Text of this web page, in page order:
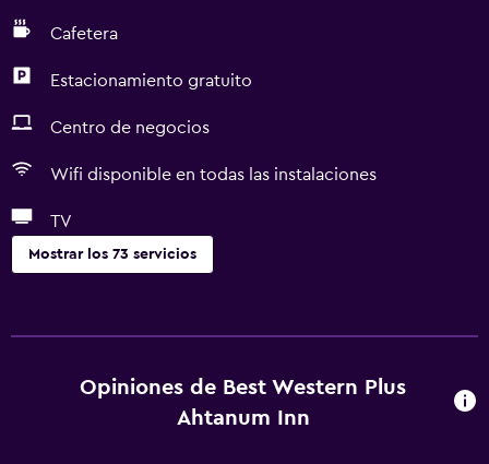
Cafetera
Estacionamiento gratuito
Centro de negocios
Wifi disponible en todas las instalaciones
TV
Mostrar los 73 servicios
Mascotas permitidas bajo consulta (pueden aplicar cargos
Accesibilidad
Opiniones de Best Western Plus
Ahtanum Inn